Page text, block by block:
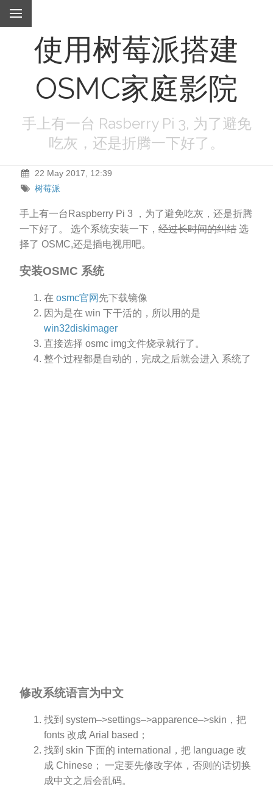
使用树莓派搭建
OSMC家庭影院
手上有一台 Rasberry Pi 3, 为了避免
吃灰，还是折腾一下好了。
22 May 2017, 12:39
树莓派
手上有一台Raspberry Pi 3 ，为了避免吃灰，还是折腾
一下好了。 选个系统安装一下， 经过长时间的纠结 选
择了 OSMC,还是插电视用吧。
安装OSMC 系统
在 osmc官网 先下载镜像
因为是在 win 下干活的，所以用的是
win32diskimager
直接选择 osmc img文件烧录就行了。
整个过程都是自动的，完成之后就会进入 系统了
修改系统语言为中文
找到 system–>settings–>apparence–>skin，把
fonts 改成 Arial based；
找到 skin 下面的 international，把 language 改
成 Chinese； 一定要先修改字体，否则的话切换
成中文之后会乱码。